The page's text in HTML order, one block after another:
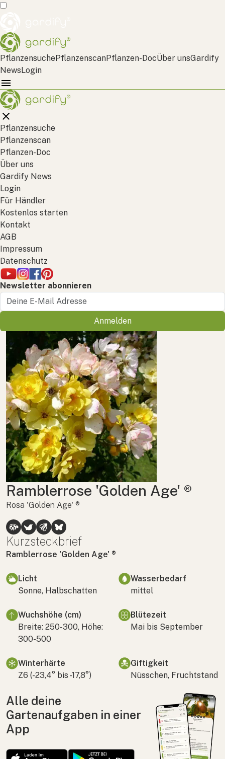
PflanzensuchePflanzenscanPflanzen-DocÜber unsGardify
NewsLogin
Pflanzensuche
Pflanzenscan
Pflanzen-Doc
Über uns
Gardify News
Login
Für Händler
Kostenlos starten
Kontakt
AGB
Impressum
Datenschutz
Newsletter abonnieren
Anmelden
Ramblerrose 'Golden Age' ®
Rosa 'Golden Age' ®
Kurzsteckbrief
Ramblerrose 'Golden Age' ®
Licht
Sonne, Halbschatten
Wasserbedarf
mittel
Wuchshöhe (cm)
Breite: 250-300, Höhe:
300-500
Blütezeit
Mai bis September
Winterhärte
Z6 (-23,4° bis -17,8°)
Giftigkeit
Nüsschen, Fruchtstand
Alle deine
Gartenaufgaben in einer
App